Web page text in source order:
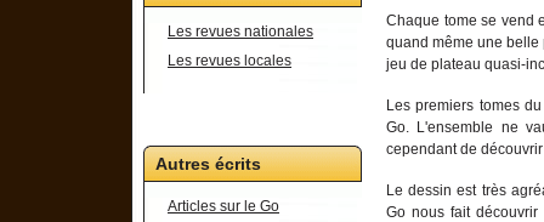
Les revues nationales
Les revues locales
Autres écrits
Articles sur le Go
Chaque tome se vend
quand même une belle
jeu de plateau quasi-
Les premiers tomes
Go. L'ensemble ne
cependant de
Le dessin est très
Go nous fait